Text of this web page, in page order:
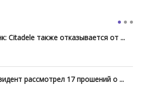
Citadele также отказывается от ...
рассмотрел 17 прошений о ...